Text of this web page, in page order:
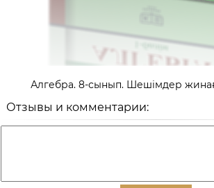
Алгебра. 8-сынып. Шешімдер
Отзывы и комментарии: